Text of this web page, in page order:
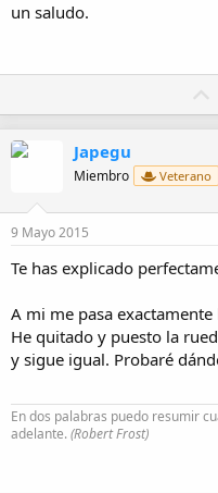
un saludo.
o
t
Japegu
Miembro Veterano
9 Mayo 2015
Te has explicado
A mi me pasa
He quitado y puesto la
y sigue igual. Probaré
En dos palabras puedo resumir
adelante.(Robert Frost)